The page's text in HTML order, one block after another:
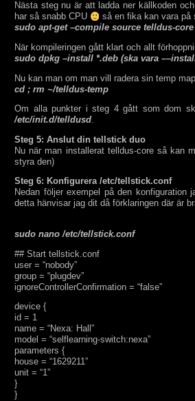
Nästa steg nu är att ladda ner källkoden
har så snabb CPU
så en fika kan vara på
sudo apt-get –compile source telldus-
När kompileringen gått klart och allt
sudo dpkg –install *.deb (ska vara
Nu kan man om man vill radera sin temp
cd ; rm ~/telldus-temp
Om alla punkter i steg 4 gått som dom
/etc/init.d/telldusd.
Steg 5: Anslut din tellstick duo
Nu när man installerat telldus-core så kan
styra den)
Steg 6: Konfigurera /etc/tellstick.conf
Nedan följer exempel på den
detta hänvisar jag dit då förklaringen där är
sudo nano /etc/tellstick.conf
## Start tellstick.conf
user = “nobody”
group = “plugdev”
ignoreControllerConfirmation = “false”
device {
id = 1
name = “Nexa: Hall”
model = “selflearning-switch:nexa”
parameters {
house = “1629211”
unit = “1”
}
}